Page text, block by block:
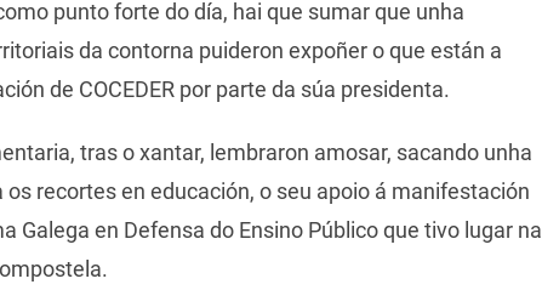
punto forte do día, hai que sumar que unha
da contorna puideron expoñer o que están a
de COCEDER por parte da súa presidenta.
tras o xantar, lembraron amosar, sacando unha
recortes en educación, o seu apoio á manifestación
Galega en Defensa do Ensino Público que tivo lugar na